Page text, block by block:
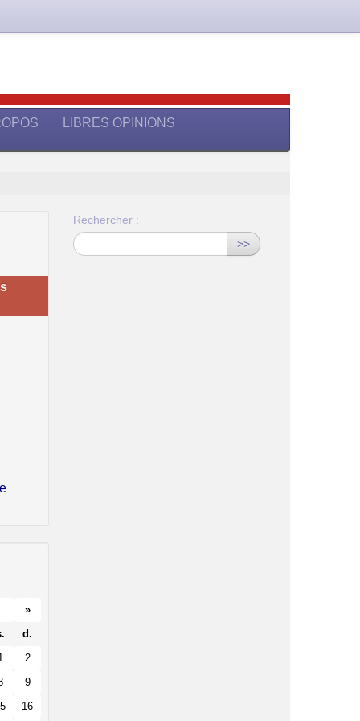
LIBRES OPINIONS
»
d.
2
9
16
Rechercher :
>>